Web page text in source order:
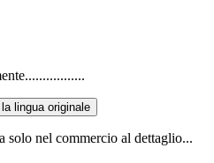
lingua originale
solo nel commercio al dettaglio...